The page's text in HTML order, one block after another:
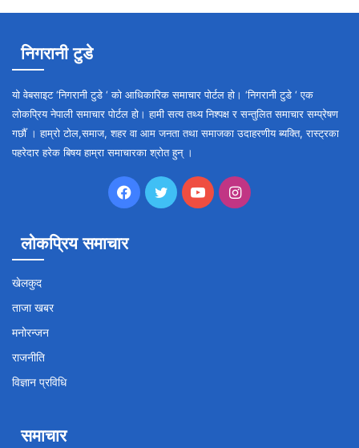
निगरानी टुडे
यो वेबसाइट ‘निगरानी टुडे ‘ को आधिकारिक समाचार पोर्टल हो। ‘निगरानी टुडे ‘ एक
लोकप्रिय नेपाली समाचार पोर्टल हो। हामी सत्य तथ्य निश्पक्ष र सन्तुलित समाचार सम्प्रेषण
गर्छौँ । हाम्रो टोल,समाज, शहर वा आम जनता तथा समाजका उदाहरणीय ब्यक्ति, रास्ट्रका
पहरेदार हरेक बिषय हाम्रा समाचारका श्रोत हुन् ।
Facebook
TwitterYouTubeInstagram
लोकप्रिय समाचार
खेलकुद
ताजा खबर
मनोरन्जन
राजनीति
विज्ञान प्रविधि
समाचार